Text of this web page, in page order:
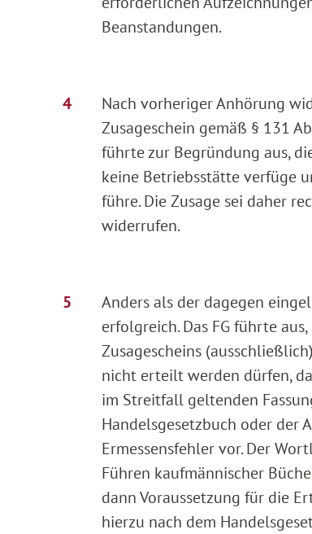
Beanstandungen.
Nach vorheriger Anhörung
Zusageschein gemäß § 131
führte zur Begründung aus,
keine Betriebsstätte verfüge
führe. Die Zusage sei daher
widerrufen.
Anders als der dagegen
erfolgreich. Das FG führte
Zusagescheins
nicht erteilt werden dürfen,
im Streitfall geltenden
Handelsgesetzbuch oder der
Ermessensfehler vor. Der
Führen kaufmännischer
dann Voraussetzung für die
hierzu nach dem